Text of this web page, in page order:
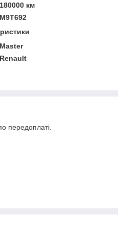
180000 км
M9T692
Master
Renault
передоплаті.